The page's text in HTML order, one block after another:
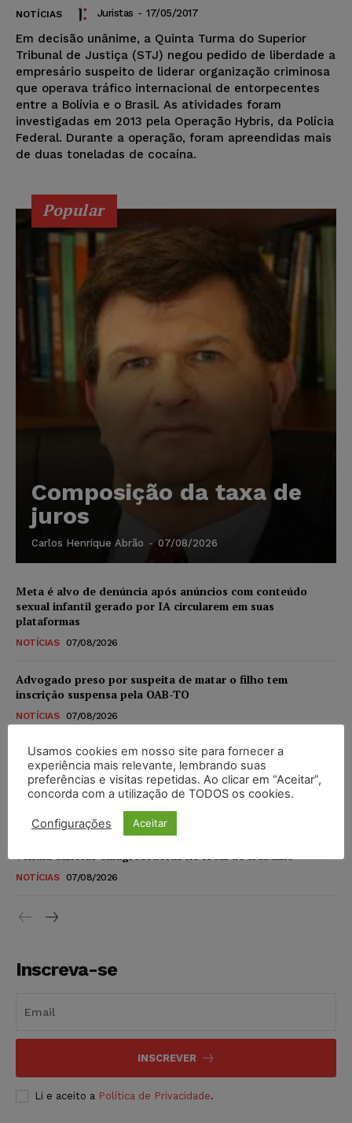
NOTÍCIAS Juristas - 17/05/2017
Em decisão unânime, a Quinta Turma do Superior
Tribunal de Justiça (STJ) negou pedido de liberdade a
empresário suspeito de liderar organização criminosa
que operava tráfico internacional de entorpecentes
entre a Bolívia e o Brasil. As atividades foram
investigadas em 2013 pela Operação Hybris, da Polícia
Federal. Durante a operação, foram apreendidas mais
de duas toneladas de cocaína.
Popular
Composição da taxa de
juros
Carlos Henrique Abrão - 07/08/2026
Meta é alvo de denúncia após anúncios com conteúdo
sexual infantil gerado por IA circularem em suas
plataformas
NOTÍCIAS 07/08/2026
Advogado preso por suspeita de matar o filho tem
inscrição suspensa pela OAB-TO
NOTÍCIAS 07/08/2026
STF amplia isenção de IBS e CBS na compra de veículos
novos para pessoas com deficiência e autistas de todos os
níveis
vendia canetas emagrecedoras no local de trabalho
NOTÍCIAS 07/08/2026
Inscreva-se
INSCREVER
Li e aceito a Política de Privacidade.
Usamos cookies em nosso site para fornecer a
experiência mais relevante, lembrando suas
preferências e visitas repetidas. Ao clicar em “Aceitar”,
concorda com a utilização de TODOS os cookies.
Configurações Aceitar